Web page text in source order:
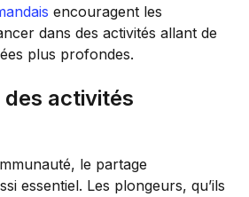
encouragent les
dans des activités allant de
plus profondes.
activités
le partage
essentiel. Les plongeurs, qu’ils